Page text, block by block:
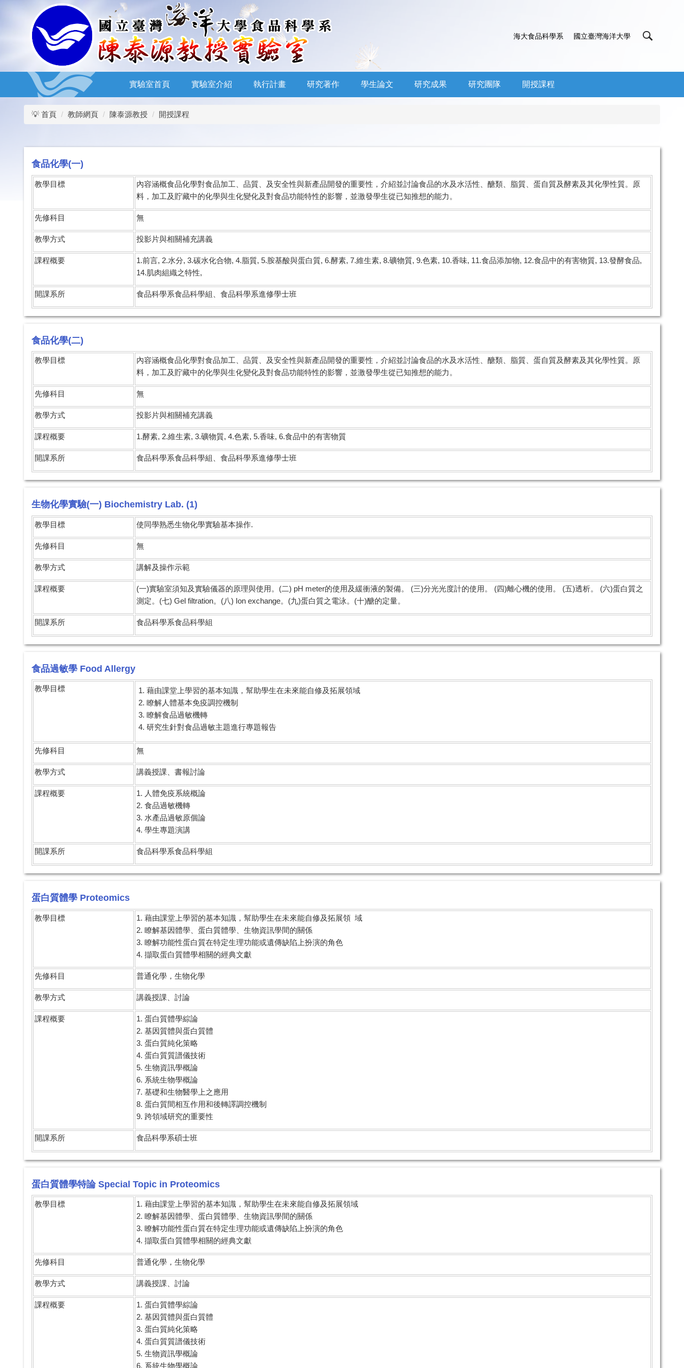
區
海大食品科學系 國立臺灣海洋大學
實驗室首頁 實驗室介紹 執行計畫 研究著作 學生論文 研究成果 研究團隊 開授課程
💡 首頁 教師網頁 陳泰源教授 開授課程
食品化學(一)
教學目標
內容涵概食品化學對食品加工、品質、及安全性與新產品開發的重要性，介紹並討論食品的水及水活性、醣類、脂質、蛋自質及酵素及其化學性質。原
料，加工及貯藏中的化學與生化變化及對食品功能特性的影響，並激發學生從已知推想的能力。
先修科目 無
教學方式 投影片與相關補充講義
課程概要
1.前言, 2.水分, 3.碳水化合物, 4.脂質, 5.胺基酸與蛋白質, 6.酵素, 7.維生素, 8.礦物質, 9.色素, 10.香味, 11.食品添加物, 12.食品中的有害物質, 13.發酵食品,
14.肌肉組織之特性,
開課系所 食品科學系食品科學組、食品科學系進修學士班
食品化學(二)
教學目標
內容涵概食品化學對食品加工、品質、及安全性與新產品開發的重要性，介紹並討論食品的水及水活性、醣類、脂質、蛋自質及酵素及其化學性質。原
料，加工及貯藏中的化學與生化變化及對食品功能特性的影響，並激發學生從已知推想的能力。
先修科目 無
教學方式 投影片與相關補充講義
課程概要 1.酵素, 2.維生素, 3.礦物質, 4.色素, 5.香味, 6.食品中的有害物質
開課系所 食品科學系食品科學組、食品科學系進修學士班
生物化學實驗(一) Biochemistry Lab. (1)
教學目標 使同學熟悉生物化學實驗基本操作.
先修科目 無
教學方式 講解及操作示範
課程概要
(一)實驗室須知及實驗儀器的原理與使用。(二) pH meter的使用及緩衝液的製備。 (三)分光光度計的使用。 (四)離心機的使用。 (五)透析。 (六)蛋白質之
測定。(七) Gel filtration。(八) Ion exchange。(九)蛋白質之電泳。(十)醣的定量。
開課系所 食品科學系食品科學組
食品過敏學 Food Allergy
教學目標
1. 藉由課堂上學習的基本知識，幫助學生在未來能自修及拓展領域
2. 瞭解人體基本免疫調控機制
3. 瞭解食品過敏機轉
4. 研究生針對食品過敏主題進行專題報告
先修科目 無
教學方式 講義授課、書報討論
課程概要
1. 人體免疫系統概論
2. 食品過敏機轉
3. 水產品過敏原個論
4. 學生專題演講
開課系所 食品科學系食品科學組
蛋白質體學 Proteomics
教學目標
1. 藉由課堂上學習的基本知識，幫助學生在未來能自修及拓展領 域
2. 瞭解基因體學、蛋白質體學、生物資訊學間的關係
3. 瞭解功能性蛋白質在特定生理功能或遺傳缺陷上扮演的角色
4. 擷取蛋白質體學相關的經典文獻
先修科目 普通化學，生物化學
教學方式 講義授課、討論
課程概要
1. 蛋白質體學綜論
2. 基因質體與蛋白質體
3. 蛋白質純化策略
4. 蛋白質質譜儀技術
5. 生物資訊學概論
6. 系統生物學概論
7. 基礎和生物醫學上之應用
8. 蛋白質間相互作用和後轉譯調控機制
9. 跨領域研究的重要性
開課系所 食品科學系碩士班
蛋白質體學特論 Special Topic in Proteomics
教學目標
1. 藉由課堂上學習的基本知識，幫助學生在未來能自修及拓展領域
2. 瞭解基因體學、蛋白質體學、生物資訊學間的關係
3. 瞭解功能性蛋白質在特定生理功能或遺傳缺陷上扮演的角色
4. 擷取蛋白質體學相關的經典文獻
先修科目 普通化學，生物化學
教學方式 講義授課、討論
課程概要
1. 蛋白質體學綜論
2. 基因質體與蛋白質體
3. 蛋白質純化策略
4. 蛋白質質譜儀技術
5. 生物資訊學概論
6. 系統生物學概論